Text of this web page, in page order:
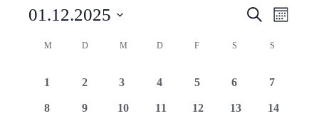
Suche
SucheMonat
01.12.2025
Kalender
von
Veranstaltungen
M MONTAG
DDIENSTAG
M MITTWOCH
D DONNERSTAG
F FREITAGS SAMSTAG
S
0
1
0
2
0
3
0
4
0
5
0
6
0
7
0
8
0
9
0
10
0
11
0
12
0
13
0
14